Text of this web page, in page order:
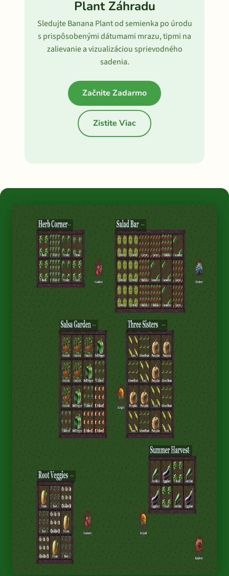
Plant Záhradu
Sledujte Banana Plant od semienka po úrodu
s prispôsobenými dátumami mrazu, tipmi na
zalievanie a vizualizáciou sprievodného
sadenia.
Začnite Zadarmo
Zistite Viac